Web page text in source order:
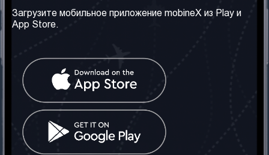
Наши сервисы
Правила и Условия
Часто задаваемые
вопросы
Контакт
Грузия: Тбилиси
Телефон: +442030340050
Социальные сети
Загрузите мобильное приложение mobineX из Play и
App Store.